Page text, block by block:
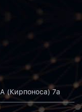
(Кирпоноса) 7а